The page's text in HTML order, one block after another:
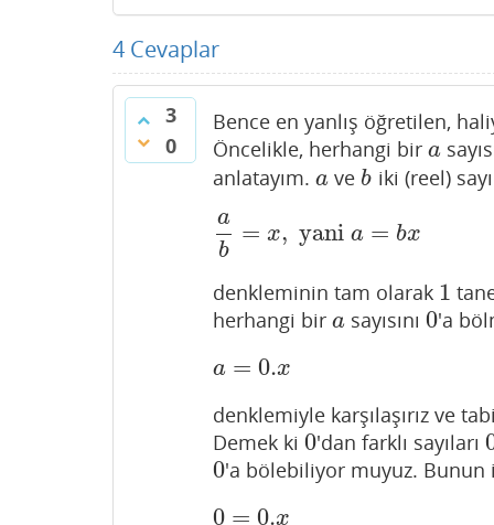
4 Cevaplar
3
0
Bence en yanlış öğretilen,
Öncelikle, herhangi bir a
a
anlatayım. a
a ve b
b iki (reel)
a
b
= x, yani a = bx
ab=x yani a= bx
denkleminin tam olarak 1
1
herhangi bir a
a sayısını0
0'a
a = 0.x
a=0.x
denklemiyle karşılaşırız ve
Demek ki 0
0'dan farklı sayıları
0
0'a bölebiliyor muyuz. Bunun
0 = 0.x
0= 0.x